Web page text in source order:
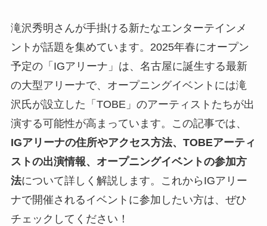
滝沢秀明さんが手掛ける新たなエンターテインメ
ントが話題を集めています。2025年春にオープン
予定の「IGアリーナ」は、名古屋に誕生する最新
の大型アリーナで、オープニングイベントには滝
沢氏が設立した「TOBE」のアーティストたちが出
演する可能性が高まっています。この記事では、
IGアリーナの住所やアクセス方法、TOBEアーティ
ストの出演情報、オープニングイベントの参加方
法について詳しく解説します。これからIGアリー
ナで開催されるイベントに参加したい方は、ぜひ
チェックしてください！